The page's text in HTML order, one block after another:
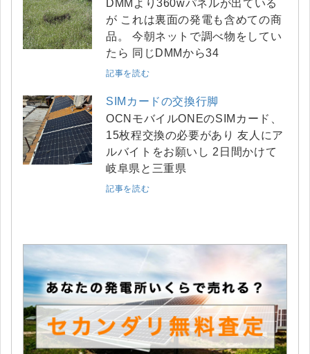
DMMより360wパネルが出ている
が これは裏面の発電も含めての商
品。 今朝ネットで調べ物をしてい
たら 同じDMMから34
記事を読む
SIMカードの交換行脚
OCNモバイルONEのSIMカード、
15枚程交換の必要があり 友人にア
ルバイトをお願いし 2日間かけて
岐阜県と三重県
記事を読む